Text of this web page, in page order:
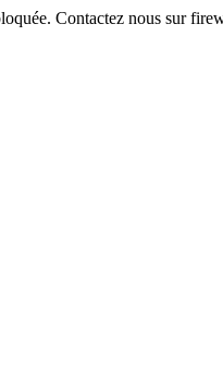
Contactez nous sur